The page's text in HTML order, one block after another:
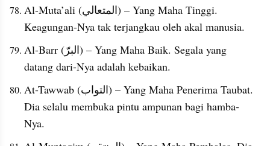
Al-Muta’ali (المتعالي) – Yang Maha Tinggi.
Keagungan-Nya tak terjangkau oleh akal manusia.
Al-Barr (البرّ) – Yang Maha Baik. Segala yang
datang dari-Nya adalah kebaikan.
At-Tawwab (التواب) – Yang Maha Penerima Taubat.
Dia selalu membuka pintu ampunan bagi hamba-
Nya.